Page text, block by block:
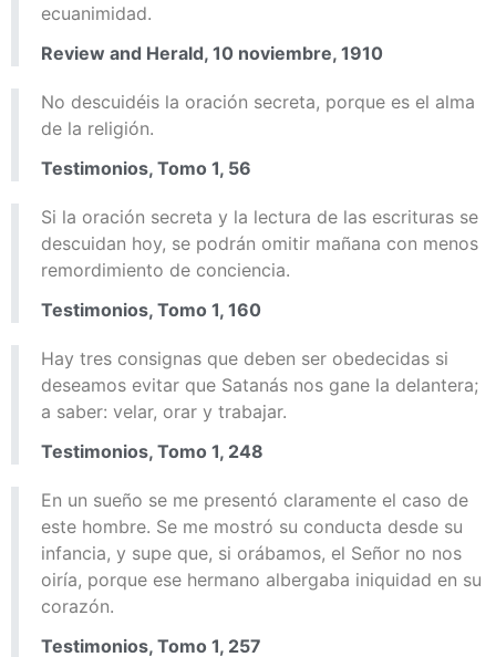
ecuanimidad.
Review and Herald, 10 noviembre, 1910
No descuidéis la oración secreta, porque es el alma
de la religión.
Testimonios, Tomo 1, 56
Si la oración secreta y la lectura de las escrituras se
descuidan hoy, se podrán omitir mañana con menos
remordimiento de conciencia.
Testimonios, Tomo 1, 160
Hay tres consignas que deben ser obedecidas si
deseamos evitar que Satanás nos gane la delantera;
a saber: velar, orar y trabajar.
Testimonios, Tomo 1, 248
En un sueño se me presentó claramente el caso de
este hombre. Se me mostró su conducta desde su
infancia, y supe que, si orábamos, el Señor no nos
oiría, porque ese hermano albergaba iniquidad en su
corazón.
Testimonios, Tomo 1, 257